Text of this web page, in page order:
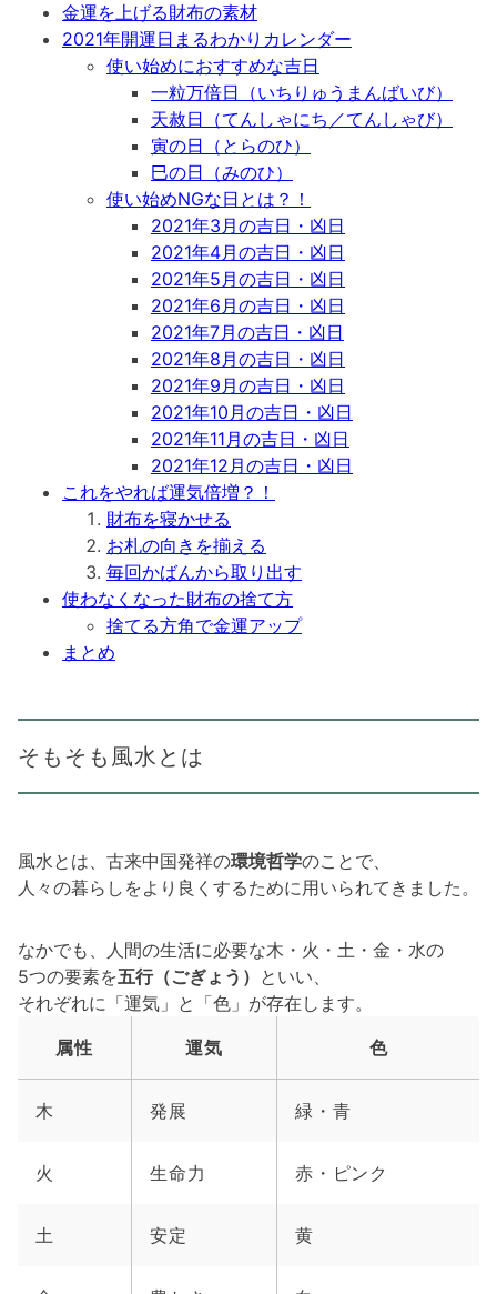
金運を上げる財布の素材
2021年開運日まるわかりカレンダー
使い始めにおすすめな吉日
一粒万倍日（いちりゅうまんばいび）
天赦日（てんしゃにち ／てんしゃび）
寅の日（とらのひ）
巳の日（みのひ）
使い始めNGな日とは？！
2021年3月の吉日・凶日
2021年4月の吉日・凶日
2021年5月の吉日・凶日
2021年6月の吉日・凶日
2021年7月の吉日・凶日
2021年8月の吉日・凶日
2021年9月の吉日・凶日
2021年10月の吉日・凶日
2021年11月の吉日・凶日
2021年12月の吉日・凶日
これをやれば運気倍増？！
財布を寝かせる
お札の向きを揃える
毎回かばんから取り出す
使わなくなった財布の捨て方
捨てる方角で金運アップ
まとめ
そもそも風水とは
風水とは、古来中国発祥の環境哲学のことで、
人々の暮らしをより良くするために用いられてきました。
なかでも、人間の生活に必要な木・火・土・金・水の
5つの要素を五行（ごぎょう） といい、
それぞれに「運気」と「色」が存在します。
属性
運気 色
木 発展 緑・青
火 生命力 赤・ピンク
土 安定 黄